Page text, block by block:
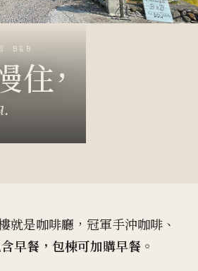
就是咖啡廳，冠軍手沖咖啡、
早餐，包棟可加購早餐 。
B&B
住，